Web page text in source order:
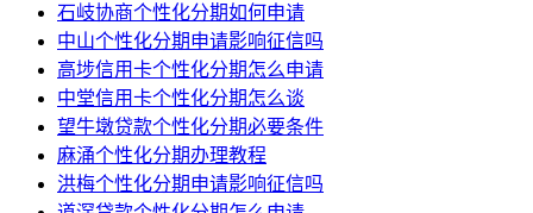
石岐协商个性化分期如何申请
中山个性化分期申请影响征信吗
高埗信用卡个性化分期怎么申请
中堂信用卡个性化分期怎么谈
望牛墩贷款个性化分期必要条件
麻涌个性化分期办理教程
洪梅个性化分期申请影响征信吗